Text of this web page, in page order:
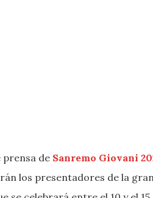
prensa de Sanremo Giovani
los presentadores de la